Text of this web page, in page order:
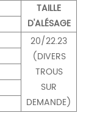
TAILLE
D'ALÉSAGE
20/22.23
(DIVERS
TROUS
SUR
DEMANDE)